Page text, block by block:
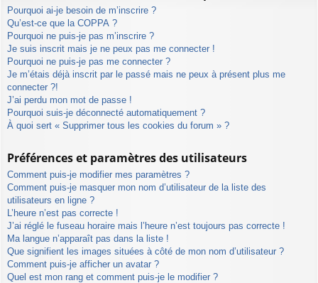
Pourquoi ai-je besoin de m’inscrire ?
Qu’est-ce que la COPPA ?
Pourquoi ne puis-je pas m’inscrire ?
Je suis inscrit mais je ne peux pas me connecter !
Pourquoi ne puis-je pas me connecter ?
Je m’étais déjà inscrit par le passé mais ne peux à présent plus me
connecter ?!
J’ai perdu mon mot de passe !
Pourquoi suis-je déconnecté automatiquement ?
À quoi sert « Supprimer tous les cookies du forum » ?
Préférences et paramètres des utilisateurs
Comment puis-je modifier mes paramètres ?
Comment puis-je masquer mon nom d’utilisateur de la liste des
utilisateurs en ligne ?
L’heure n’est pas correcte !
J’ai réglé le fuseau horaire mais l’heure n’est toujours pas correcte !
Ma langue n’apparaît pas dans la liste !
Que signifient les images situées à côté de mon nom d’utilisateur ?
Comment puis-je afficher un avatar ?
Quel est mon rang et comment puis-je le modifier ?